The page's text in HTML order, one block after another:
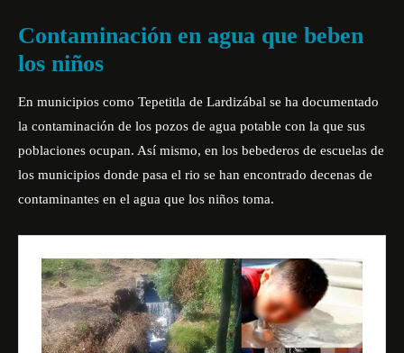
Contaminación en agua que beben
los niños
En municipios como Tepetitla de Lardizábal se ha documentado
la contaminación de los pozos de agua potable con la que sus
poblaciones ocupan. Así mismo, en los bebederos de escuelas de
los municipios donde pasa el rio se han encontrado decenas de
contaminantes en el agua que los niños toma.